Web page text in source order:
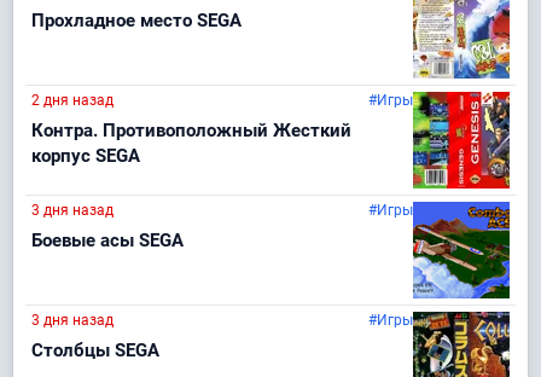
Прохладное место SEGA
2 дня назад #Игры
Контра. Противоположный Жесткий
корпус SEGA
3 дня назад #Игры
Боевые асы SEGA
3 дня назад #Игры
Столбцы SEGA